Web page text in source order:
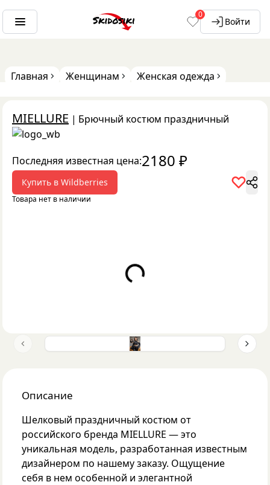
0
Войти
Главная Женщинам Женская одежда
MIELLURE | Брючный костюм праздничный
Последняя известная цена:2180 ₽
Купить в Wildberries
Товара нет в наличии
Loading...
Previous slide Next
Описание
Шелковый праздничный костюм от
российского бренда MIELLURE — это
уникальная модель, разработанная известным
дизайнером по нашему заказу. Ощущение
себя в нем особенной и элегантной